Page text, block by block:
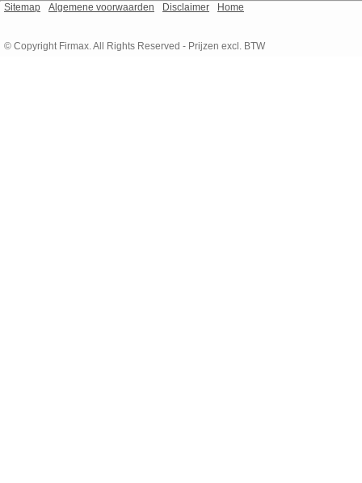
Sitemap Algemene voorwaarden Disclaimer Home
© Copyright Firmax. All Rights Reserved - Prijzen excl. BTW